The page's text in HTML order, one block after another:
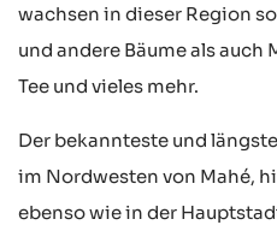
wachsen in dieser Region
und andere Bäume als auch
Tee und vieles mehr.
Der bekannteste und
im Nordwesten von Mahé,
ebenso wie in der